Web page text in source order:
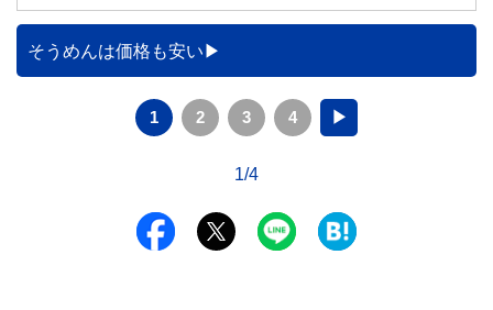
そうめんは価格も安い
1 2 3 4 ▶
1/4